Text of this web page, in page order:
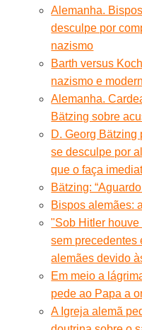
Alemanha.
desculpe por
nazismo
Barth versus
nazismo e
Alemanha.
Bätzing sobre
D. Georg
se desculpe por
que o faça
Bätzing:
Bispos alemães:
"Sob Hitler houve
sem precedentes
alemães devido
Em meio a
pede ao Papa a
A Igreja alemã